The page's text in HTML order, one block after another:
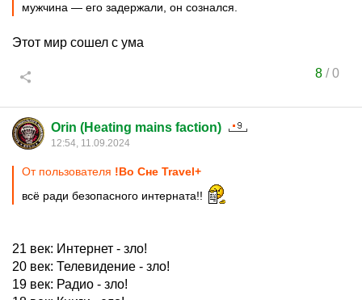
мужчина — его задержали, он сознался.
Этот мир сошел с ума
8/0
Orin (Heating mains faction)
12:54, 11.09.2024
От пользователя !Во Сне Travel+
всё ради безопасного интерната!!
21 век: Интернет - зло!
20 век: Телевидение - зло!
19 век: Радио - зло!